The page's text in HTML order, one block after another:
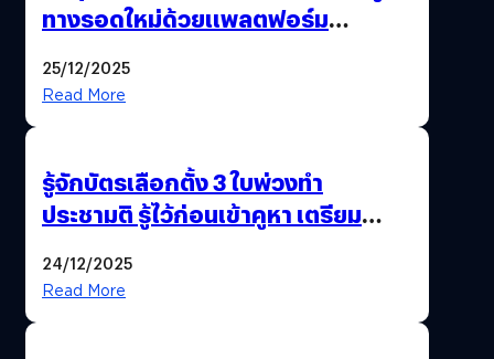
ทางรอดใหม่ด้วยแพลตฟอร์ม
25/12/2025
Read More
รู้จักบัตรเลือกตั้ง 3 ใบพ่วงทำ
ประชามติ รู้ไว้ก่อนเข้าคูหา เตรียม
24/12/2025
Read More